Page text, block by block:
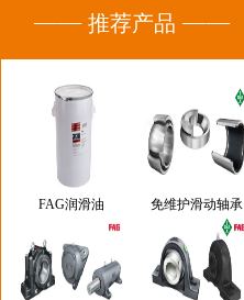
推荐产品
FAG润滑油 免维护滑动轴承